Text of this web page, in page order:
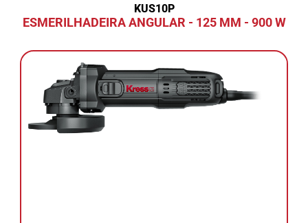
KUS10P
ESMERILHADEIRA ANGULAR - 125 MM - 900 W